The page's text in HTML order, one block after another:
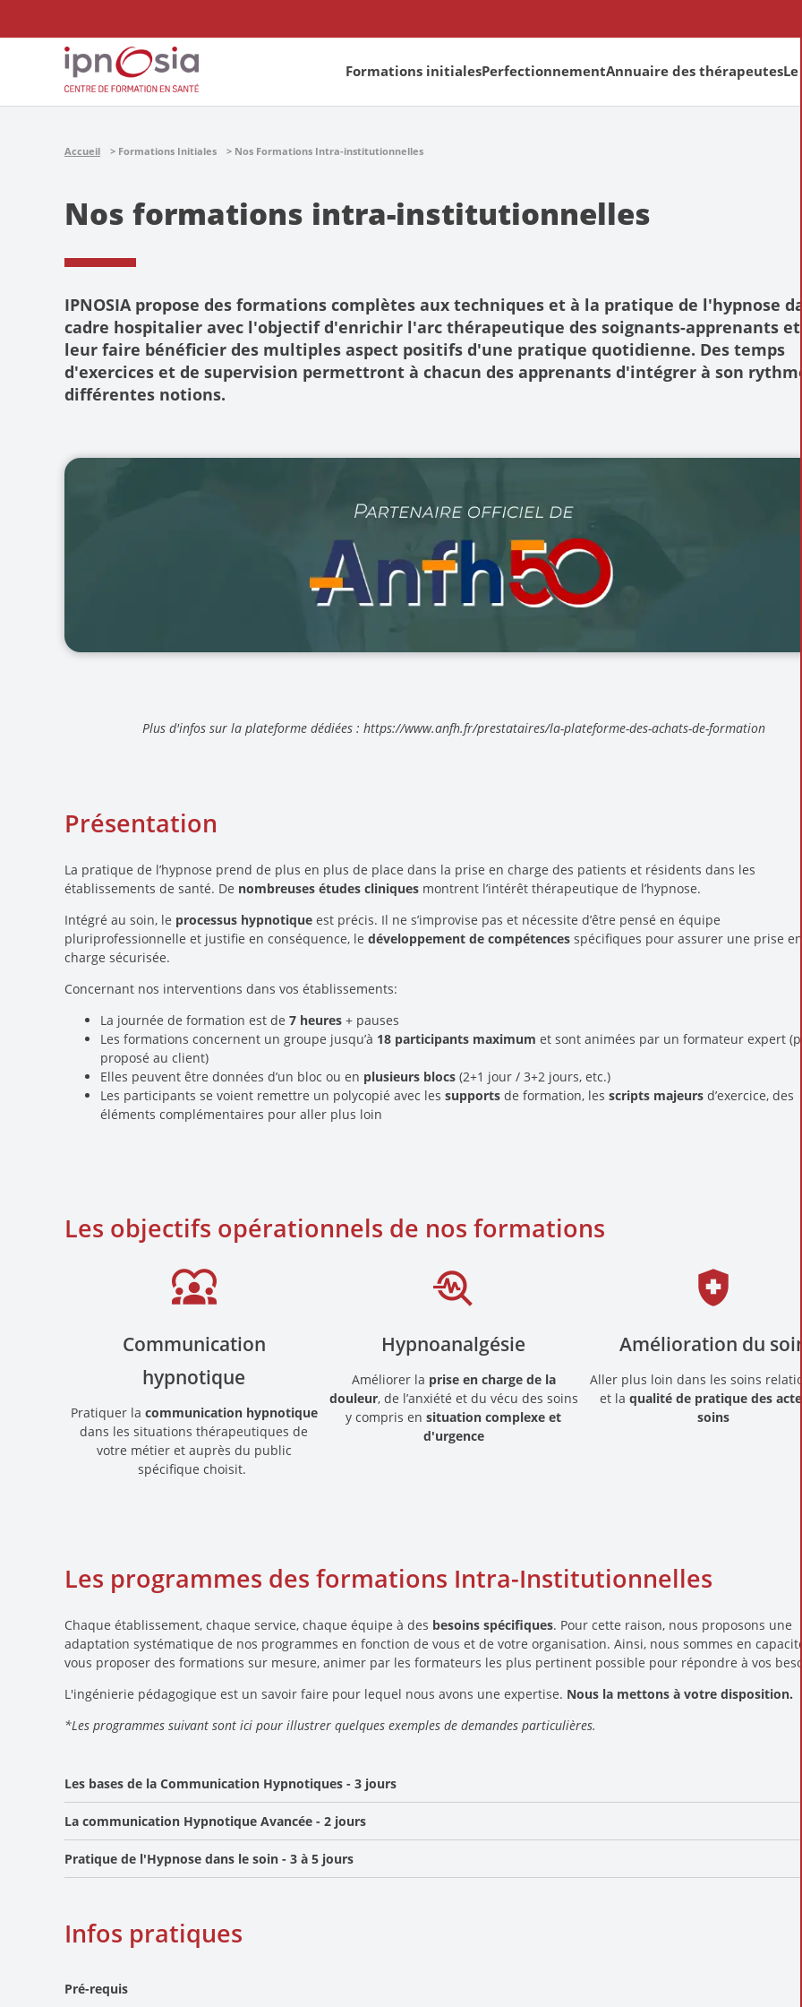
Formations initialesPerfectionnementAnnuaire des thérapeutesLe
Accueil Formations Initiales Nos Formations Intra-institutionnelles
Nos formations intra-institutionnelles
IPNOSIA propose des formations complètes aux techniques et à la pratique de l'hypnose
cadre hospitalier avec l'objectif d'enrichir l'arc thérapeutique des soignants-apprenants et
leur faire bénéficier des multiples aspect positifs d'une pratique quotidienne. Des temps
d'exercices et de supervision permettront à chacun des apprenants d'intégrer à son rythme
différentes notions.
Plus d'infos sur la plateforme dédiées : https://www.anfh.fr/prestataires/la-plateforme-des-achats-de-formation
Présentation
La pratique de l’hypnose prend de plus en plus de place dans la prise en charge des patients et résidents dans les
établissements de santé. De nombreuses études cliniques montrent l’intérêt thérapeutique de l’hypnose.
Intégré au soin, le processus hypnotique est précis. Il ne s’improvise pas et nécessite d’être pensé en équipe
pluriprofessionnelle et justifie en conséquence, le développement de compétences spécifiques pour assurer une prise en
charge sécurisée.
Concernant nos interventions dans vos établissements:
La journée de formation est de 7 heures + pauses
Les formations concernent un groupe jusqu’à 18 participants maximum et sont animées par un formateur expert
proposé au client)
Elles peuvent être données d’un bloc ou en plusieurs blocs (2+1 jour / 3+2 jours, etc.)
Les participants se voient remettre un polycopié avec les supports de formation, les scripts majeurs d’exercice, des
éléments complémentaires pour aller plus loin
Les objectifs opérationnels de nos formations
diversity_1
Communication
hypnotique
Pratiquer la communication hypnotique
dans les situations thérapeutiques de
votre métier et auprès du public
spécifique choisit.
troubleshoot
Hypnoanalgésie
Améliorer la prise en charge de la
douleur, de l’anxiété et du vécu des soins
y compris ensituation complexe et
d'urgence
health_and_safety
Amélioration du soin
Aller plus loin dans les soins
et la qualité de pratique des
soins
Les programmes des formations Intra-Institutionnelles
Chaque établissement, chaque service, chaque équipe à des besoins spécifiques. Pour cette raison, nous proposons une
adaptation systématique de nos programmes en fonction de vous et de votre organisation. Ainsi, nous sommes en capacité
vous proposer des formations sur mesure, animer par les formateurs les plus pertinent possible pour répondre à vos
L'ingénierie pédagogique est un savoir faire pour lequel nous avons une expertise. Nous la mettons à votre disposition.
*Les programmes suivant sont ici pour illustrer quelques exemples de demandes particulières.
Les bases de la Communication Hypnotiques - 3 jours
JOUR 1
Principes de l'hypnose et de la communication hypnotique
Découverte des vecteurs de communication hypnotique
JOUR 2
Exercice en sous groupe
La communication Hypnotique Avancée - 2 jours
Pré requis: Avoir suivi "Les bases de la Communication Hypnotiques
PEDIATRIE
Spécificités du public, principes et astuces
Pratique de l'Hypnose dans le soin - 3 à 5 jours
JOUR 6
Atelier sur la réification
Temps d'entrainement en sous groupe et travail centré sur les ressources du patient
Infos pratiques
Pré-requis